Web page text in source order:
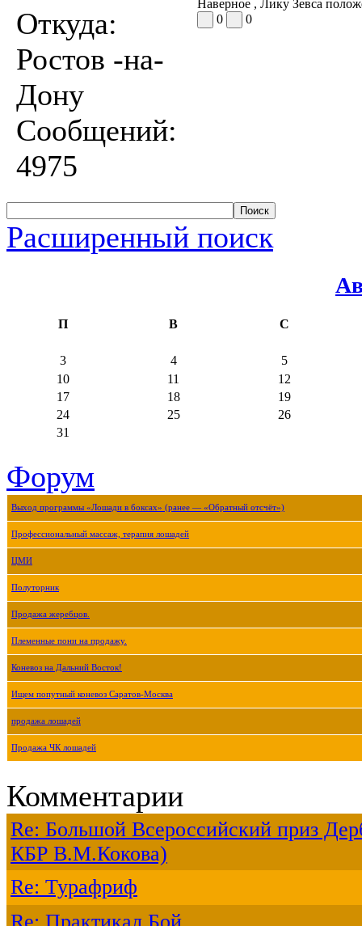
Откуда:
Ростов -на-
Дону
Сообщений:
4975
Наверное , Лику Зевса
0
0
Расширенный поиск
П В С
3 4
5
10
11
12
17
18
19
24
25
26
31
Форум
Выход программы «Лошади в боксах» (ранее — «Обратный отсчёт»)
Профессиональный массаж, терапия лошадей
ЦМИ
Полуторник
Продажа жеребцов.
Племенные пони на продажу.
Коневоз на Дальний Восток!
Ищем попутный коневоз Саратов-Москва
продажа лошадей
Продажа ЧК лошадей
Комментарии
Re: Большой Всероссийский приз
КБР В.М.Кокова)
Re: Турафриф